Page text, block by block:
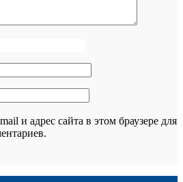
и адрес сайта в этом браузере для